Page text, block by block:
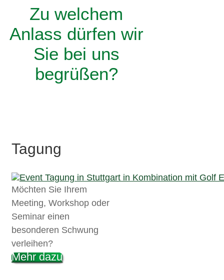
Zu welchem
Anlass dürfen wir
Sie bei uns
begrüßen?
Tagung
Möchten Sie Ihrem
Meeting, Workshop oder
Seminar einen
besonderen Schwung
verleihen?
Mehr dazu